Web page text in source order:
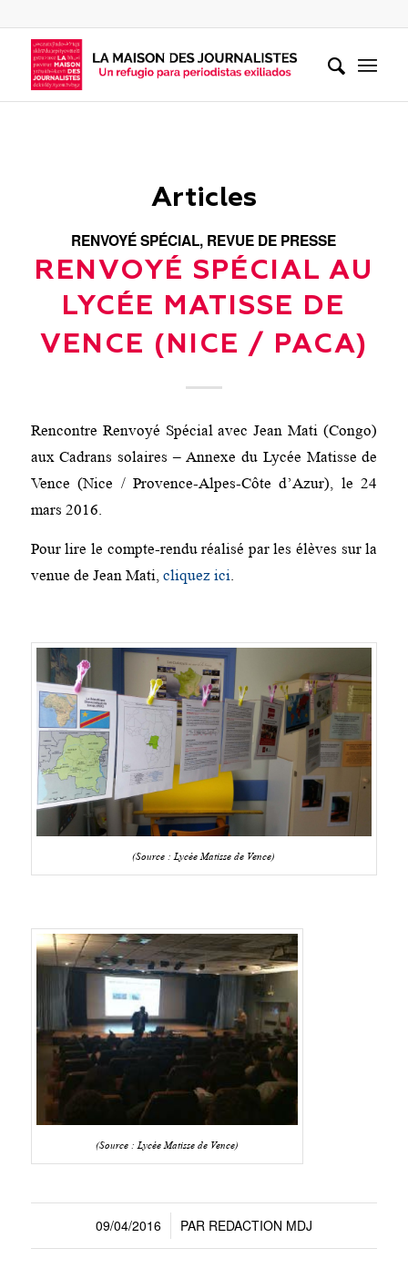
Articles
RENVOYÉ SPÉCIAL, REVUE DE PRESSE
RENVOYÉ SPÉCIAL AU
LYCÉE MATISSE DE
VENCE (NICE / PACA)
Rencontre Renvoyé Spécial avec Jean Mati (Congo)
aux Cadrans solaires – Annexe du Lycée Matisse de
Vence (Nice / Provence-Alpes-Côte d’Azur), le 24
mars 2016.
Pour lire le compte-rendu réalisé par les élèves sur la
venue de Jean Mati, cliquez ici.
(Source : Lycée Matisse de Vence)
(Source : Lycée Matisse de Vence)
09/04/2016
/ PAR REDACTION MDJ